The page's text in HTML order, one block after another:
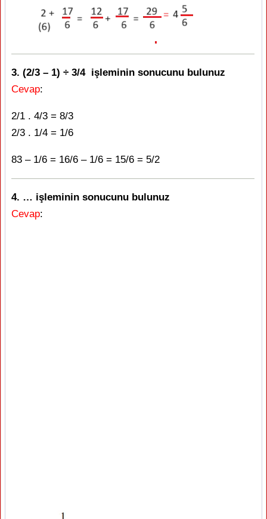
3. (2/3 – 1) ÷ 3/4 işleminin sonucunu bulunuz
Cevap:
2/1 . 4/3 = 8/3
2/3 . 1/4 = 1/6
83 – 1/6 = 16/6 – 1/6 = 15/6 = 5/2
4. … işleminin sonucunu bulunuz
Cevap: